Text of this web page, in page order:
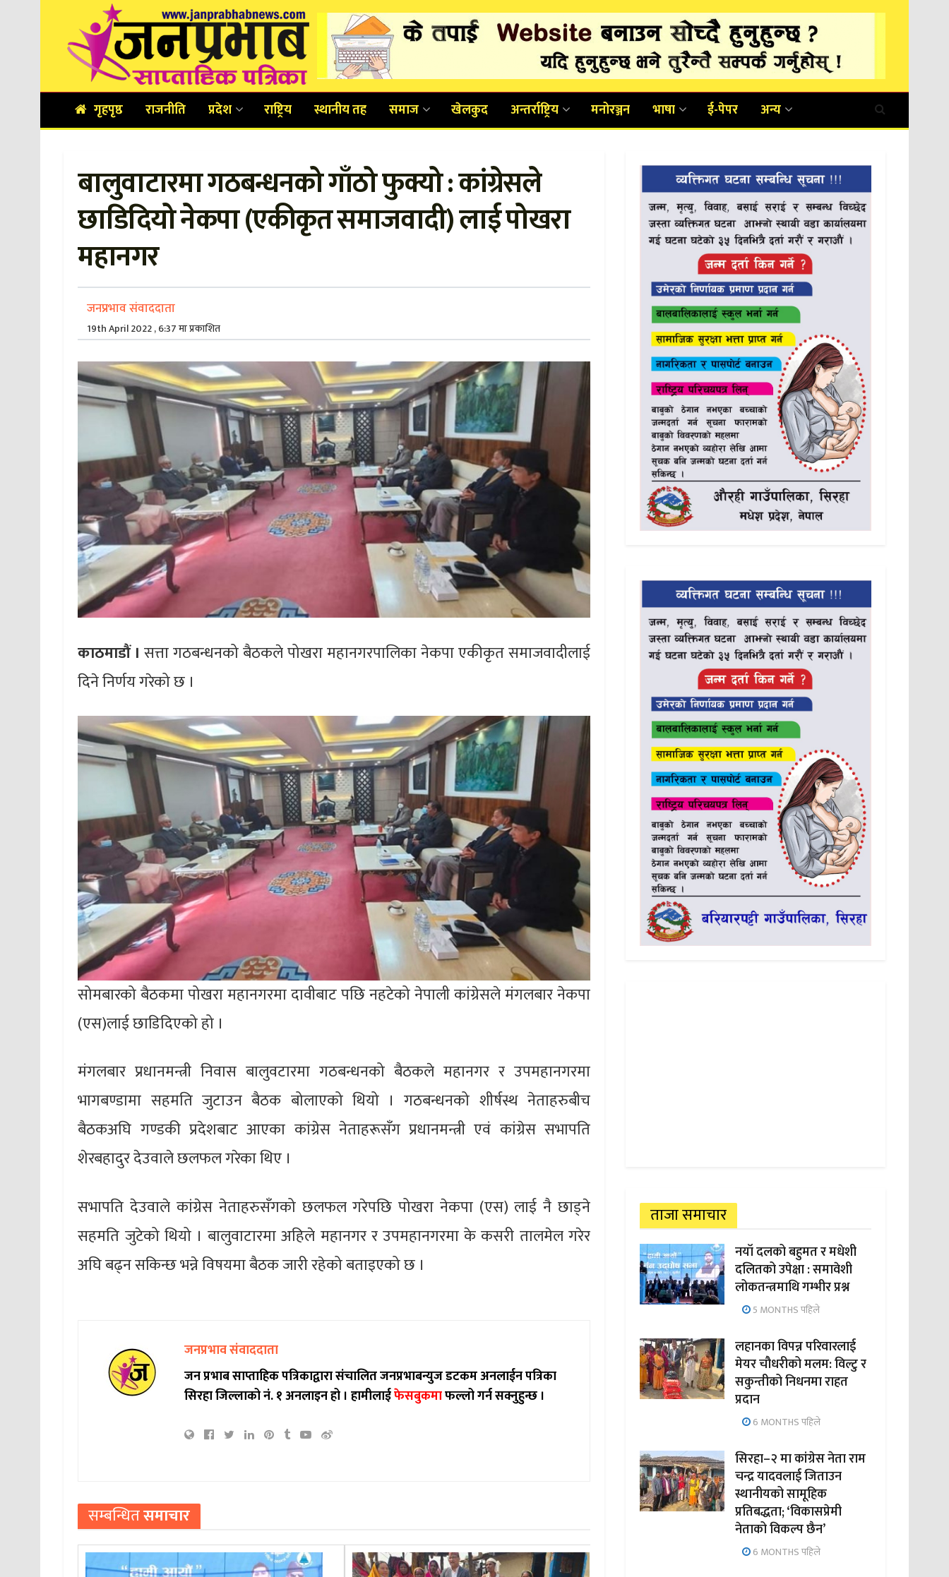
गृहपृष्ठ राजनीति प्रदेश राष्ट्रिय स्थानीय तह समाज खेलकुद अन्तर्राष्ट्रिय मनोरञ्जन भाषा ई-पेपर अन्य
बालुवाटारमा गठबन्धनको गाँठो फुक्यो : कांग्रेसले
छाडिदियो नेकपा (एकीकृत समाजवादी) लाई पोखरा
महानगर
जनप्रभाव संवाददाता
19th April 2022 , 6:37 मा प्रकाशित
काठमाडौं । सत्ता गठबन्धनको बैठकले पोखरा महानगरपालिका नेकपा एकीकृत समाजवादीलाई
दिने निर्णय गरेको छ ।
सोमबारको बैठकमा पोखरा महानगरमा दावीबाट पछि नहटेको नेपाली कांग्रेसले मंगलबार नेकपा
(एस)लाई छाडिदिएको हो ।
मंगलबार प्रधानमन्त्री निवास बालुवटारमा गठबन्धनको बैठकले महानगर र उपमहानगरमा
भागबण्डामा सहमति जुटाउन बैठक बोलाएको थियो । गठबन्धनको शीर्षस्थ नेताहरुबीच
बैठकअघि गण्डकी प्रदेशबाट आएका कांग्रेस नेताहरूसँग प्रधानमन्त्री एवं कांग्रेस सभापति
शेरबहादुर देउवाले छलफल गरेका थिए ।
सभापति देउवाले कांग्रेस नेताहरुसँगको छलफल गरेपछि पोखरा नेकपा (एस) लाई नै छाड्ने
सहमति जुटेको थियो । बालुवाटारमा अहिले महानगर र उपमहानगरमा के कसरी तालमेल गरेर
अघि बढ्न सकिन्छ भन्ने विषयमा बैठक जारी रहेको बताइएको छ ।
जनप्रभाव संवाददाता
जन प्रभाब साप्ताहिक पत्रिकाद्वारा संचालित जनप्रभाबन्युज डटकम अनलाईन पत्रिका
सिरहा जिल्लाको नं. १ अनलाइन हो ।हामीलाईफेसबुकमाफल्लो गर्न सक्नुहुन्छ ।
सम्बन्धितसमाचार
ताजा समाचार
नयाँ दलको बहुमत र मधेशी
दलितको उपेक्षा : समावेशी
लोकतन्त्रमाथि गम्भीर प्रश्न
5 MONTHS पहिले
लहानका विपन्न परिवारलाई
मेयर चौधरीको मलम: विल्टु र
सकुन्तीको निधनमा राहत
प्रदान
6 MONTHS पहिले
सिरहा–२ मा कांग्रेस नेता राम
चन्द्र यादवलाई जिताउन
स्थानीयको सामूहिक
प्रतिबद्धता; ‘विकासप्रेमी
नेताको विकल्प छैन’
6 MONTHS पहिले